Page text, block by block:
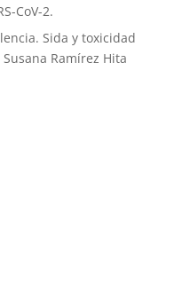
CoV-2.
Sida y toxicidad
Ramírez Hita